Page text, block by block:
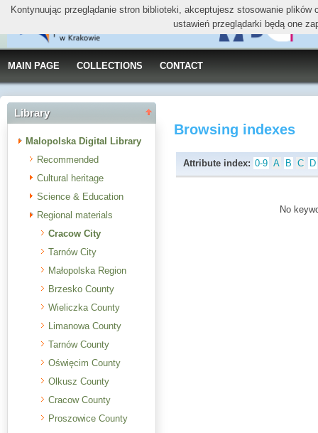
MAIN PAGE COLLECTIONS CONTACT
Library
Malopolska Digital Library
Recommended
Cultural heritage
Science & Education
Regional materials
Cracow City
Tarnów City
Małopolska Region
Brzesko County
Wieliczka County
Limanowa County
Tarnów County
Oświęcim County
Olkusz County
Cracow County
Proszowice County
Browsing indexes
Attribute index: 0-9 A B C D
No
Kontynuując przeglądanie stron biblioteki, akceptujesz stosowanie
ustawień przeglądarki będą one